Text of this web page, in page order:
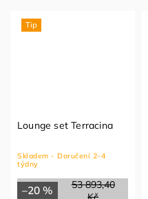
Tip
Lounge set Terracina
Skladem - Doručení 2–4
týdny
53 893,40
–20 %